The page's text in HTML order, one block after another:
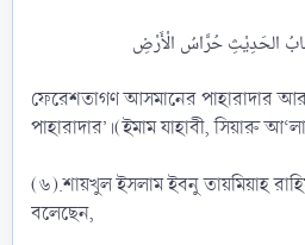
ফেরেশতাগণ আসমানের পাহারাদার
পাহারাদার’।(ইমাম যাহাবী, সিয়ারু
(৬).শায়খুল ইসলাম ইবনু তায়মিয়াহ
বলেছেন,